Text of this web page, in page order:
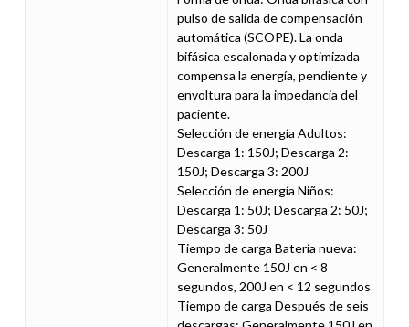
pulso de salida de compensación
automática (SCOPE). La onda
bifásica escalonada y optimizada
compensa la energía, pendiente y
envoltura para la impedancia del
paciente.
Selección de energía Adultos:
Descarga 1: 150J; Descarga 2:
150J; Descarga 3: 200J
Selección de energía Niños:
Descarga 1: 50J; Descarga 2: 50J;
Descarga 3: 50J
Tiempo de carga Batería nueva:
Generalmente 150J en < 8
segundos, 200J en < 12 segundos
Tiempo de carga Después de seis